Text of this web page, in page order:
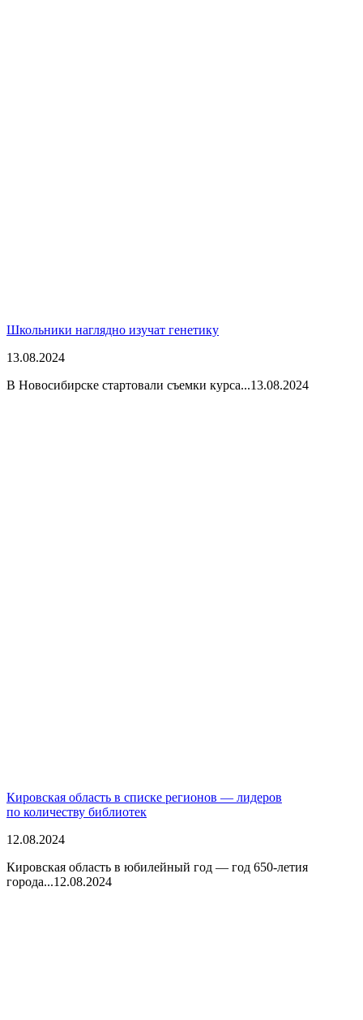
Школьники наглядно изучат генетику
13.08.2024
В Новосибирске стартовали съемки курса...13.08.2024
Кировская область в списке регионов — лидеров
по количеству библиотек
12.08.2024
Кировская область в юбилейный год — год 650-летия
города...12.08.2024